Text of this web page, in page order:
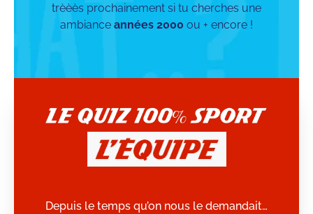
trèèès prochainement si tu cherches une
ambiance années 2000 ou + encore !
Depuis le temps qu’on nous le demandait…